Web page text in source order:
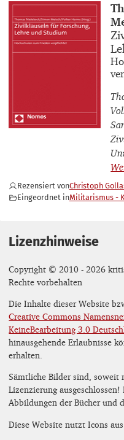
Rezensiert vonChristoph
Eingeordnet inMilitarismus -
Lizenzhinweise
Copyright © 2010 - 2026
Rechte vorbehalten
Die Inhalte dieser Website
Creative Commons
KeineBearbeitung 3.0
hinausgehende Erlaubnisse
erhalten.
Sämtliche Bilder sind, soweit
Lizenzierung
Abbildungen der Bücher und
Diese Website nutzt Icons